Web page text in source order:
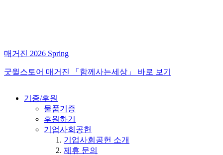
매거진 2026 Spring
굿윌스토어 매거진 「함께사는세상」 바로 보기
기증/후원
물품기증
후원하기
기업사회공헌
기업사회공헌 소개
제휴 문의